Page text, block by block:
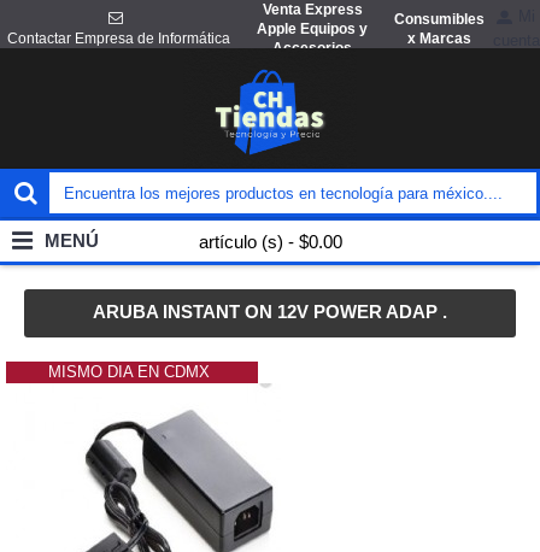
Contactar Empresa de Informática
Venta Express
Apple Equipos y
Accesorios
Consumibles
x Marcas
artículo (s) - $0.00
MENÚ
ARUBA INSTANT ON 12V POWER ADAP .
MISMO DIA EN CDMX